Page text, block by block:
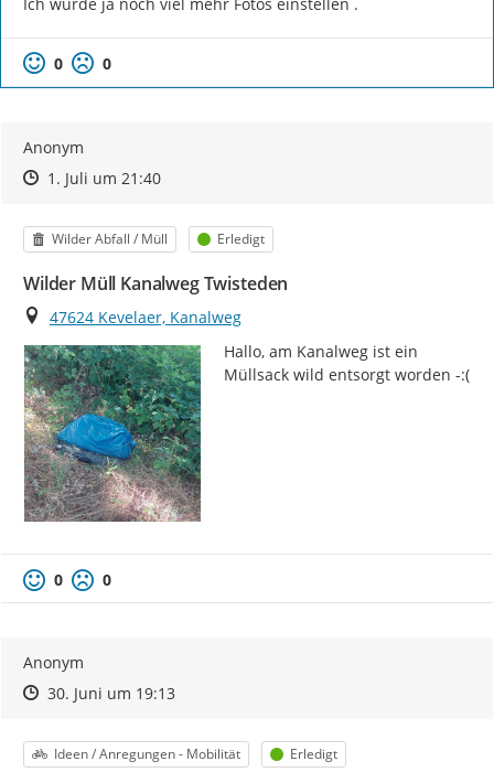
0 0
Anonym
Zeitpunkt des Erstellens
Zeitpunkt des Erstellens
1. Juli um 21:40Zur Äußerung
Kategorie
Wilder Abfall / Müll Status
Erledigt
Wilder Müll Kanalweg Twisteden
Ort
47624 Kevelaer, Kanalweg
Hallo, am Kanalweg ist ein
Müllsack wild entsorgt worden -:(
0 0
Anonym
Zeitpunkt des Erstellens
Zeitpunkt des Erstellens
30. Juni um 19:13Zur Äußerung
Kategorie
Ideen / Anregungen - Mobilität Status
Erledigt